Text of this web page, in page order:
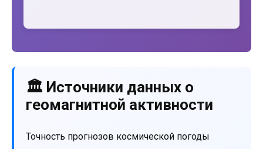
🏛️ Источники данных о
геомагнитной активности
Точность прогнозов космической погоды